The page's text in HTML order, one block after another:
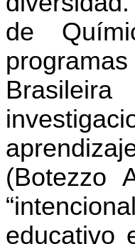
de
(Botezzo
educativo